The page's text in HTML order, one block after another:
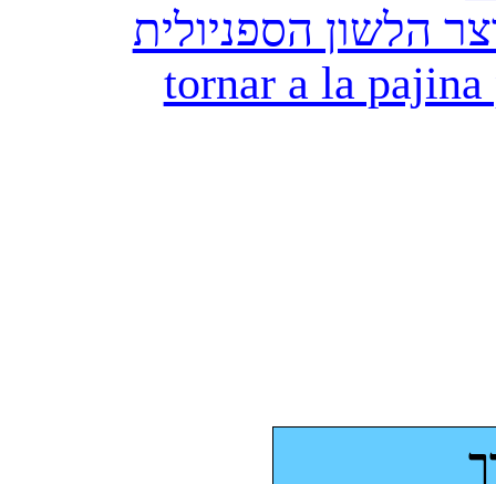
הלשון הספניולית
tornar a la